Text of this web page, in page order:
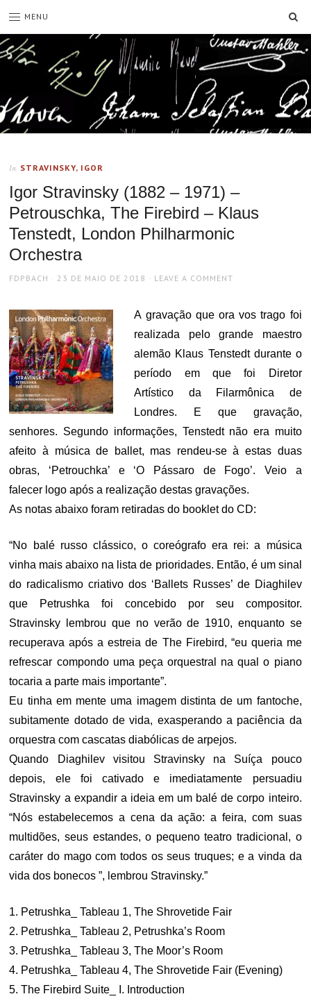
MENU
In STRAVINSKY, IGOR
Igor Stravinsky (1882 – 1971) –
Petrouschka, The Firebird – Klaus
Tenstedt, London Philharmonic
Orchestra
AUTHOR
FDPBACH
POSTED
23 DE MAIO DE 2018 LEAVE A COMMENT
A gravação que ora vos trago foi
realizada pelo grande maestro
alemão Klaus Tenstedt durante o
período em que foi Diretor
Artístico da Filarmônica de
Londres. E que gravação,
senhores. Segundo informações, Tenstedt não era muito
afeito à música de ballet, mas rendeu-se à estas duas
obras, ‘Petrouchka’ e ‘O Pássaro de Fogo’. Veio a
falecer logo após a realização destas gravações.
As notas abaixo foram retiradas do booklet do CD:
“No balé russo clássico, o coreógrafo era rei: a música
vinha mais abaixo na lista de prioridades. Então, é um sinal
do radicalismo criativo dos ‘Ballets Russes’ de Diaghilev
que Petrushka foi concebido por seu compositor.
Stravinsky lembrou que no verão de 1910, enquanto se
recuperava após a estreia de The Firebird, “eu queria me
refrescar compondo uma peça orquestral na qual o piano
tocaria a parte mais importante”.
Eu tinha em mente uma imagem distinta de um fantoche,
subitamente dotado de vida, exasperando a paciência da
orquestra com cascatas diabólicas de arpejos.
Quando Diaghilev visitou Stravinsky na Suíça pouco
depois, ele foi cativado e imediatamente persuadiu
Stravinsky a expandir a ideia em um balé de corpo inteiro.
“Nós estabelecemos a cena da ação: a feira, com suas
multidões, seus estandes, o pequeno teatro tradicional, o
caráter do mago com todos os seus truques; e a vinda da
vida dos bonecos ”, lembrou Stravinsky.”
1. Petrushka_ Tableau 1, The Shrovetide Fair
2. Petrushka_ Tableau 2, Petrushka’s Room
3. Petrushka_ Tableau 3, The Moor’s Room
4. Petrushka_ Tableau 4, The Shrovetide Fair (Evening)
5. The Firebird Suite_ I. Introduction